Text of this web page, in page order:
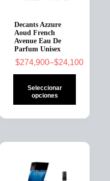
de
producto
Decants Azzure
Aoud French
Avenue Eau De
Parfum Unisex
$24,100
–
$274,900
Price
$24,100
through
Seleccionar
opciones
múltiples
opciones